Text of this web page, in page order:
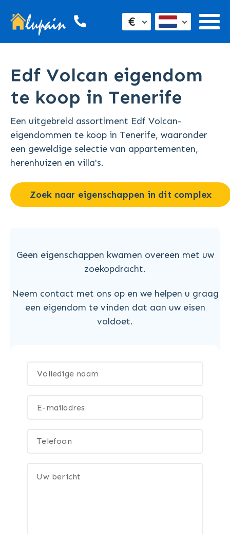
€
Edf Volcan eigendom
te koop in Tenerife
Een uitgebreid assortiment Edf Volcan-
eigendommen te koop in Tenerife, waaronder
een geweldige selectie van appartementen,
herenhuizen en villa's.
Zoek naar eigenschappen in dit complex
Geen eigenschappen kwamen overeen met uw
zoekopdracht.
Neem contact met ons op en we helpen u graag
een eigendom te vinden dat aan uw eisen
voldoet.